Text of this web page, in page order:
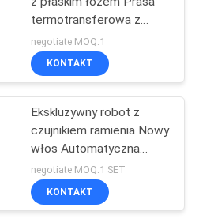
termotransferowa z
klapką
negotiate MOQ:1
KONTAKT
Ekskluzywny robot z
czujnikiem ramienia Nowy
włos Automatyczna
maszyna do sprzedaży
cukierów bawełny
negotiate MOQ:1 SET
KONTAKT